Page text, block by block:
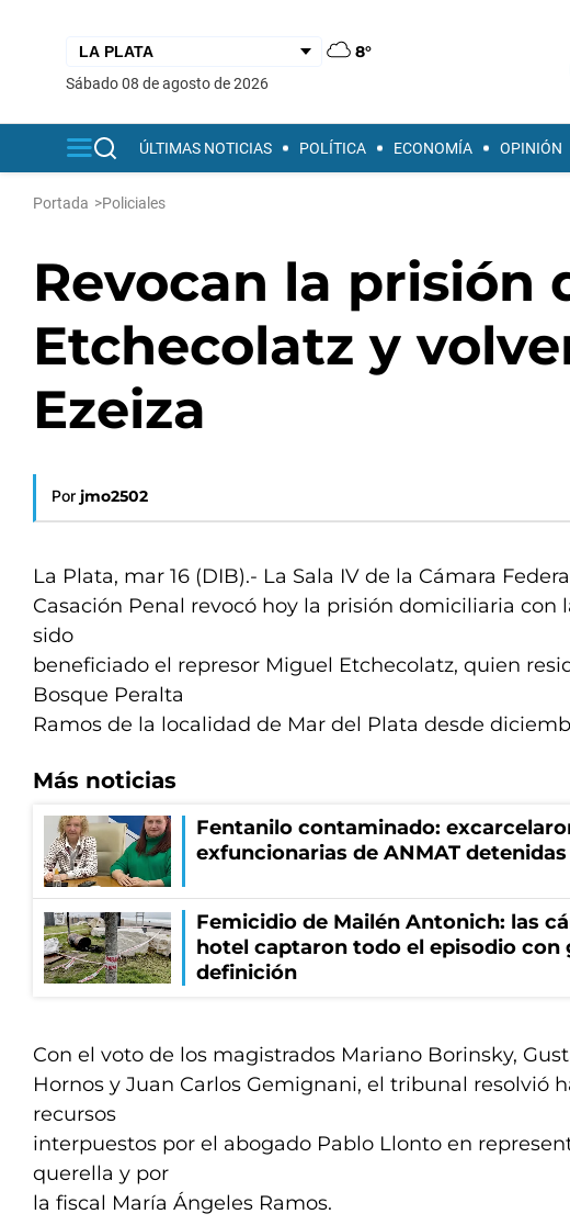
8°
sábado 08 de agosto de 2026
ÚLTIMAS NOTICIAS POLÍTICA ECONOMÍA OPINIÓN
Portada >Policiales
Revocan la prisión
Etchecolatz y
Ezeiza
Por jmo2502
La Plata, mar 16 (DIB).- La Sala IV de la Cámara
Casación Penal revocó hoy la prisión domiciliaria con
sido
beneficiado el represor Miguel Etchecolatz, quien
Bosque Peralta
Ramos de la localidad de Mar del Plata desde
Más noticias
Fentanilo contaminado:
exfuncionarias de ANMAT
Femicidio de Mailén Antonich: las
hotel captaron todo el episodio con
definición
Con el voto de los magistrados Mariano Borinsky,
Hornos y Juan Carlos Gemignani, el tribunal resolvió
recursos
interpuestos por el abogado Pablo Llonto en
querella y por
la fiscal María Ángeles Ramos.